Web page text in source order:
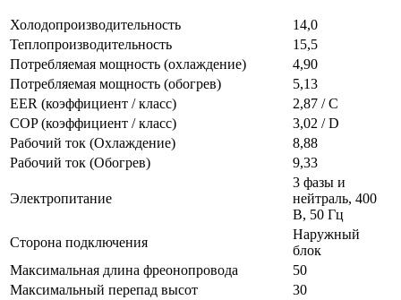
Холодопроизводительность
14,0
Теплопроизводительность
15,5
Потребляемая мощность (охлаждение)
4,90
Потребляемая мощность (обогрев)
5,13
EER (коэффициент / класс)
2,87 / C
COP (коэффициент / класс)
3,02 / D
Рабочий ток (Охлаждение)
8,88
Рабочий ток (Обогрев)
9,33
Электропитание
3 фазы и
нейтраль, 400
В, 50 Гц
Сторона подключения
Наружный
блок
Максимальная длина фреонопровода
50
Максимальный перепад высот
30